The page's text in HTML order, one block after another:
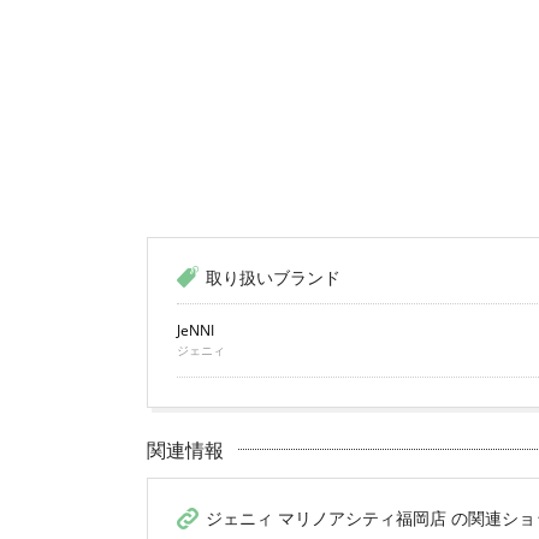
取り扱いブランド
JeNNI
ジェニィ
関連情報
ジェニィ マリノアシティ福岡店 の関連シ